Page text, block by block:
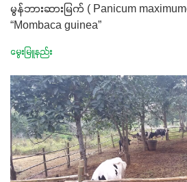
မွန်ဘားဆားမြက် ( Panicum
“Mombaca guinea”
မွေးမြူနည်း